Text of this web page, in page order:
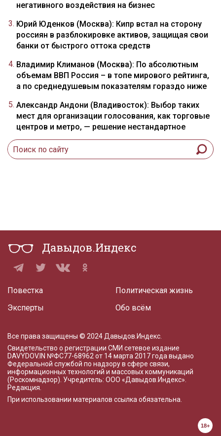
негативного воздействия на бизнес
Юрий Юденков (Москва): Кипр встал на сторону
россиян в разблокировке активов, защищая свои
банки от быстрого оттока средств
Владимир Климанов (Москва): По абсолютным
объемам ВВП Россия – в топе мирового рейтинга,
а по среднедушевым показателям гораздо ниже
Александр Андони (Владивосток): Выбор таких
мест для организации голосования, как торговые
центров и метро, — решение нестандартное
Давыдов.Индекс
Повестка
Эксперты
Политическая жизнь
Обо всём
Все права защищены © 2024 Давыдов.Индекс.
Свидетельство о регистрации СМИ сетевое издание
DAVYDOV.IN №ФС77-68962 от 14 марта 2017 года выдано
Федеральной службой по надзору в сфере связи,
информационных технологий и массовых коммуникаций
(Роскомнадзор). Учредитель: ООО «Давыдов.Индекс».
Редакция
При использовании материалов ссылка обязательна.
18+